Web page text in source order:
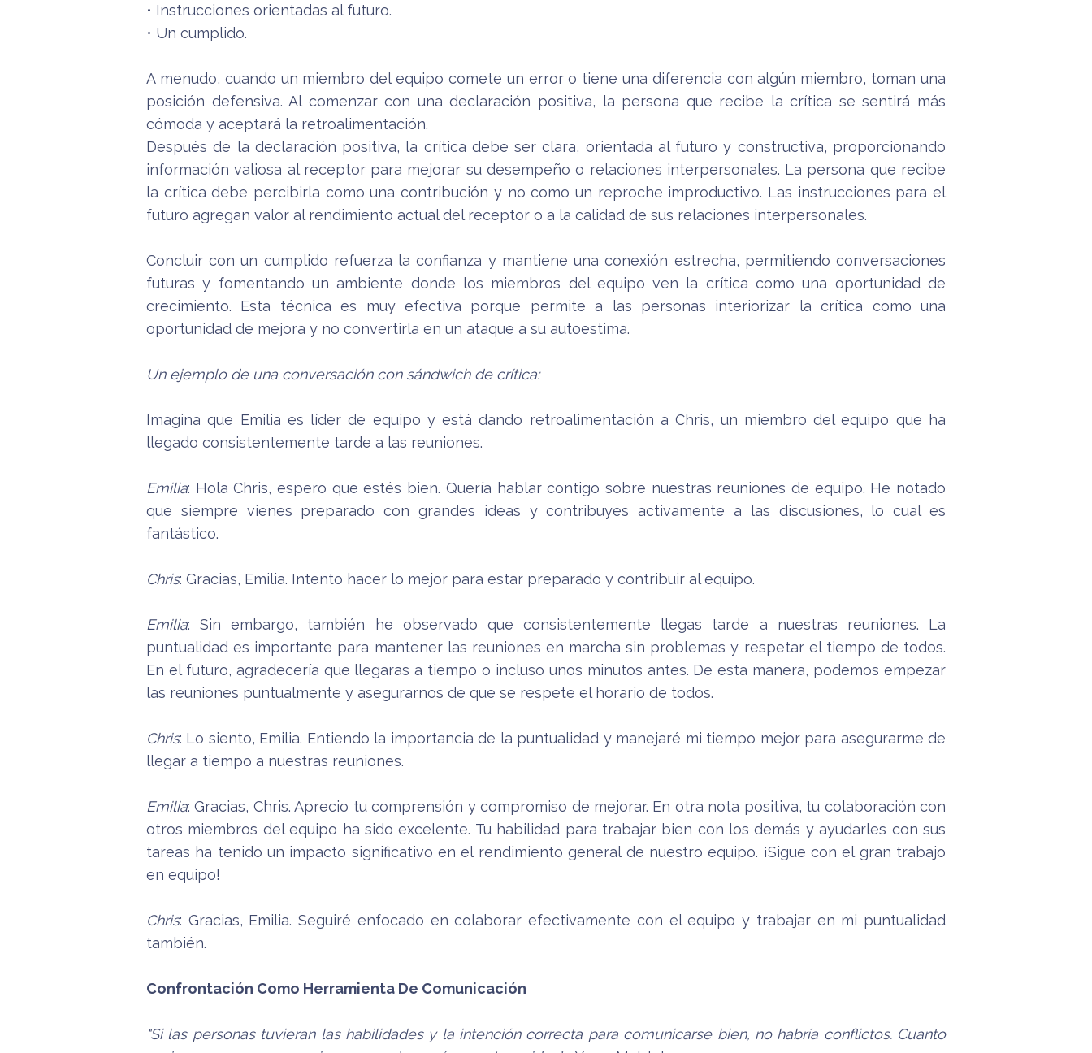
• Instrucciones orientadas al futuro.
• Un cumplido.
A menudo, cuando un miembro del equipo comete un error o tiene una diferencia con algún miembro, toman una
posición defensiva. Al comenzar con una declaración positiva, la persona que recibe la crítica se sentirá más
cómoda y aceptará la retroalimentación.
Después de la declaración positiva, la crítica debe ser clara, orientada al futuro y constructiva, proporcionando
información valiosa al receptor para mejorar su desempeño o relaciones interpersonales. La persona que recibe
la crítica debe percibirla como una contribución y no como un reproche improductivo. Las instrucciones para el
futuro agregan valor al rendimiento actual del receptor o a la calidad de sus relaciones interpersonales.
Concluir con un cumplido refuerza la confianza y mantiene una conexión estrecha, permitiendo conversaciones
futuras y fomentando un ambiente donde los miembros del equipo ven la crítica como una oportunidad de
crecimiento. Esta técnica es muy efectiva porque permite a las personas interiorizar la crítica como una
oportunidad de mejora y no convertirla en un ataque a su autoestima.
Un ejemplo de una conversación con sándwich de crítica:
Imagina que Emilia es líder de equipo y está dando retroalimentación a Chris, un miembro del equipo que ha
llegado consistentemente tarde a las reuniones.
Emilia: Hola Chris, espero que estés bien. Quería hablar contigo sobre nuestras reuniones de equipo. He notado
que siempre vienes preparado con grandes ideas y contribuyes activamente a las discusiones, lo cual es
fantástico.
Chris: Gracias, Emilia. Intento hacer lo mejor para estar preparado y contribuir al equipo.
Emilia: Sin embargo, también he observado que consistentemente llegas tarde a nuestras reuniones. La
puntualidad es importante para mantener las reuniones en marcha sin problemas y respetar el tiempo de todos.
En el futuro, agradecería que llegaras a tiempo o incluso unos minutos antes. De esta manera, podemos empezar
las reuniones puntualmente y asegurarnos de que se respete el horario de todos.
Chris: Lo siento, Emilia. Entiendo la importancia de la puntualidad y manejaré mi tiempo mejor para asegurarme de
llegar a tiempo a nuestras reuniones.
Emilia: Gracias, Chris. Aprecio tu comprensión y compromiso de mejorar. En otra nota positiva, tu colaboración con
otros miembros del equipo ha sido excelente. Tu habilidad para trabajar bien con los demás y ayudarles con sus
tareas ha tenido un impacto significativo en el rendimiento general de nuestro equipo. ¡Sigue con el gran trabajo
en equipo!
Chris: Gracias, Emilia. Seguiré enfocado en colaborar efectivamente con el equipo y trabajar en mi puntualidad
también.
Confrontación Como Herramienta De Comunicación
"Si las personas tuvieran las habilidades y la intención correcta para comunicarse bien, no habría conflictos. Cuanto